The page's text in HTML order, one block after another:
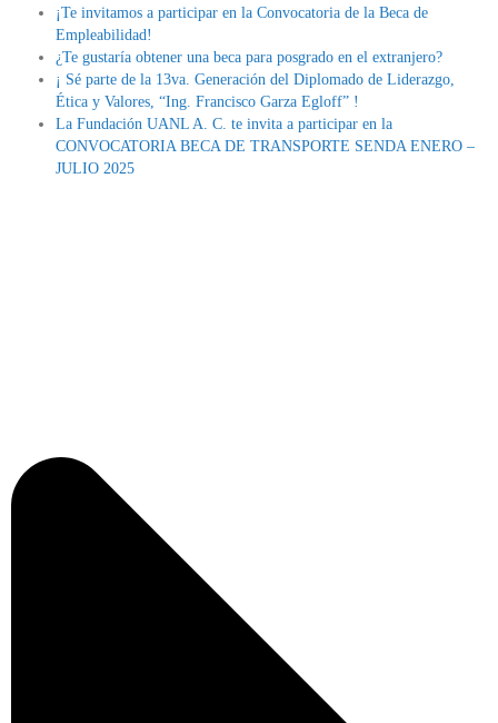
¡Te invitamos a participar en la Convocatoria de la Beca de
Empleabilidad!
¿Te gustaría obtener una beca para posgrado en el extranjero?
¡ Sé parte de la 13va. Generación del Diplomado de Liderazgo,
Ética y Valores, “Ing. Francisco Garza Egloff” !
La Fundación UANL A. C. te invita a participar en la
CONVOCATORIA BECA DE TRANSPORTE SENDA ENERO –
JULIO 2025